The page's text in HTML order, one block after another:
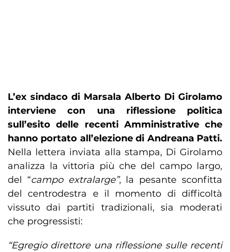
L’ex sindaco di Marsala Alberto Di Girolamo
interviene con una riflessione politica
sull’esito delle recenti Amministrative che
hanno portato all’elezione di Andreana Patti.
Nella lettera inviata alla stampa, Di Girolamo
analizza la vittoria più che del campo largo,
del “campo extralarge”, la pesante sconfitta
del centrodestra e il momento di difficoltà
vissuto dai partiti tradizionali, sia moderati
che progressisti:
“Egregio direttore una riflessione sulle recenti